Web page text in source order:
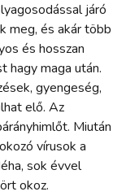
járó
meg, és akár több
és hosszan
hagy maga után.
gyengeség,
elő. Az
Miután
vírusok a
sok évvel
okoz.